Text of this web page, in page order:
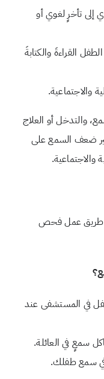
إلى تأخرٍ لغوي أو
القراءةَ والكتابةَ
والاجتماعية.
والتدخل أو العلاج
ضعف السمع على
والاجتماعية.
طريق عمل فحص
في المستشفى عند
سمعٍ في العائلة.
سمع طفلك.